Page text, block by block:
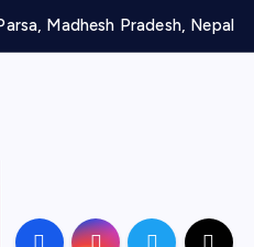
Madhesh Pradesh, Nepal